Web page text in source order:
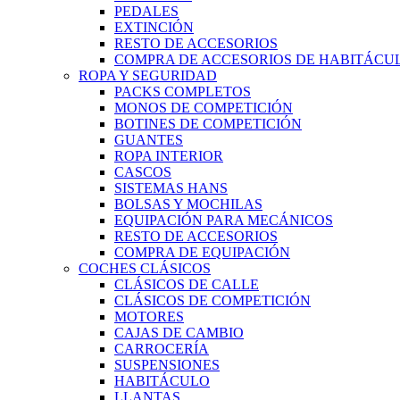
PEDALES
EXTINCIÓN
RESTO DE ACCESORIOS
COMPRA DE ACCESORIOS DE
ROPA Y SEGURIDAD
PACKS COMPLETOS
MONOS DE COMPETICIÓN
BOTINES DE COMPETICIÓN
GUANTES
ROPA INTERIOR
CASCOS
SISTEMAS HANS
BOLSAS Y MOCHILAS
EQUIPACIÓN PARA MECÁNICOS
RESTO DE ACCESORIOS
COMPRA DE EQUIPACIÓN
COCHES CLÁSICOS
CLÁSICOS DE CALLE
CLÁSICOS DE COMPETICIÓN
MOTORES
CAJAS DE CAMBIO
CARROCERÍA
SUSPENSIONES
HABITÁCULO
LLANTAS